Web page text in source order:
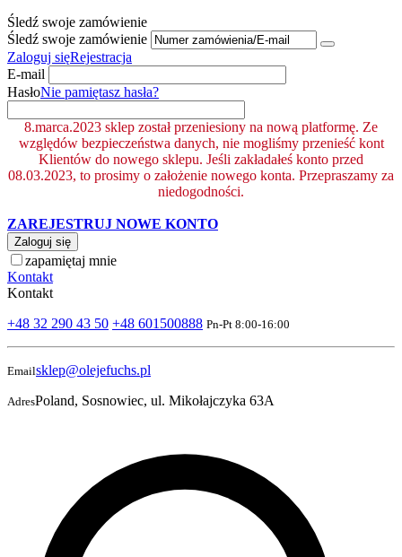
Śledź swoje zamówienie
Śledź swoje zamówienie
Zaloguj sięRejestracja
E-mail
HasłoNie pamiętasz hasła?
8.marca.2023 sklep został przeniesiony na nową platformę. Ze
względów bezpieczeństwa danych, nie mogliśmy przenieść kont
Klientów do nowego sklepu. Jeśli zakładałeś konto przed
08.03.2023, to prosimy o założenie nowego konta. Przepraszamy za
niedogodności.
ZAREJESTRUJ NOWE KONTO
Zaloguj się
zapamiętaj mnie
Kontakt
Kontakt
+48 32 290 43 50 +48 601500888 Pn-Pt 8:00-16:00
Emailsklep@olejefuchs.pl
AdresPoland, Sosnowiec, ul. Mikołajczyka 63A